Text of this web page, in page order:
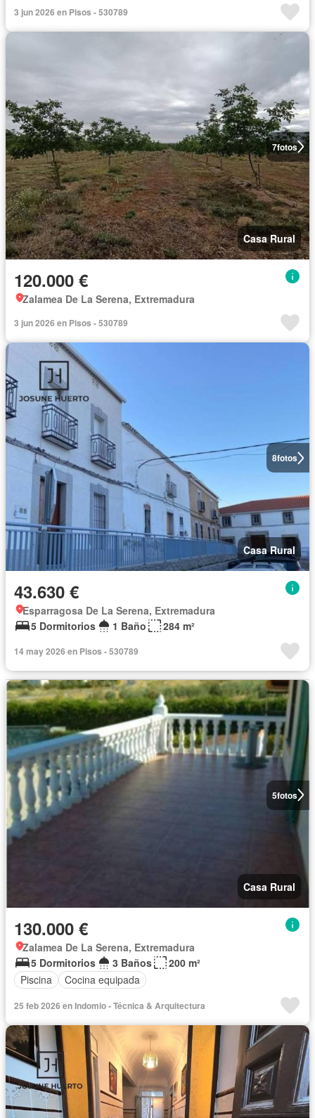
3 jun 2026 en Pisos - 530789
7fotos
Casa Rural
120.000 €
Zalamea De La Serena, Extremadura
3 jun 2026 en Pisos - 530789
8fotos
Casa Rural
43.630 €
Esparragosa De La Serena, Extremadura
5 Dormitorios
1 Baño 284 m²
14 may 2026 en Pisos - 530789
5fotos
Casa Rural
130.000 €
Zalamea De La Serena, Extremadura
5 Dormitorios
3 Baños
200 m²
Piscina
Cocina equipada
25 feb 2026 en Indomio - Técnica & Arquitectura